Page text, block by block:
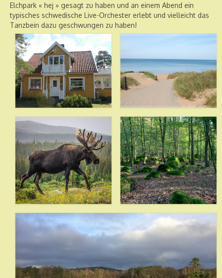
Elchpark « hej » gesagt zu haben und an einem Abend ein
typisches schwedische Live-Orchester erlebt und vielleicht das
Tanzbein dazu geschwungen zu haben!